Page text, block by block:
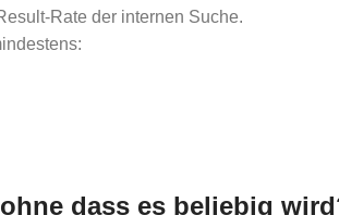
Rate der internen Suche.
dass es beliebig